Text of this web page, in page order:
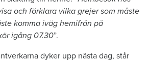
och förklara vilka grejer som måste
komma iväg hemifrån på
igång 07.30”.
dyker upp nästa dag, står